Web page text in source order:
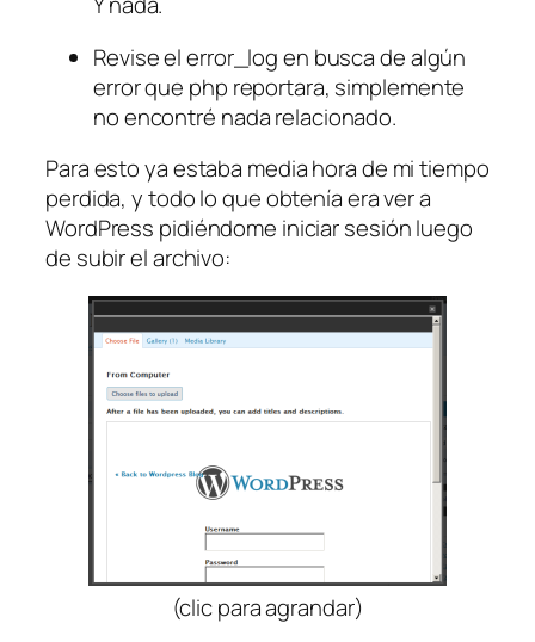
Revise el error_log en busca de algún
error que php reportara, simplemente
no encontré nada relacionado.
Para esto ya estaba media hora de mi tiempo
perdida, y todo lo que obtenía era ver a
WordPress pidiéndome iniciar sesión luego
de subir el archivo:
(clic para agrandar)